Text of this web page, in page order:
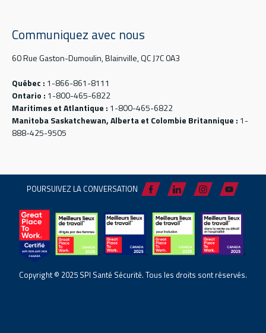
Communiquez avec nous
60 Rue Gaston-Dumoulin, Blainville, QC J7C 0A3
Québec : 1-866-861-8111
Ontario : 1-800-465-6822
Maritimes et Atlantique : 1-800-465-6822
Manitoba Saskatchewan, Alberta et Colombie Britannique : 1-
888-425-9505
POURSUIVEZ LA CONVERSATION
Copyright © 2025 SPI Santé Sécurité. Tous les droits sont réservés.